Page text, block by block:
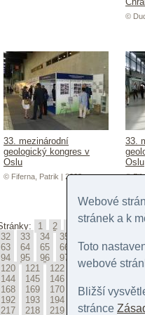
©
33. mezinárodní
geologický kongres v
Oslu
© Fiferna, Patrik | 2008
33.
Oslu
©
1 2
32
33 34 35
63
64 65 66 67 68 69
94
95 96 97 100
120
121 122 123 124 125
144
145 146
168
169 170 171 172 173
192
193 194
217
218 219 220 221 222
Webové
stránek a k
Toto
webové
Bližší
stránce